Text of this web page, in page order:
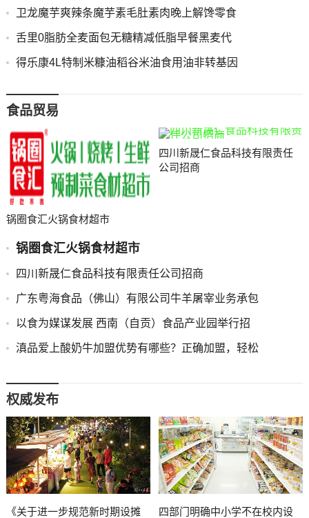
卫龙魔芋爽辣条魔芋素毛肚素肉晚上解馋零食
舌里0脂肪全麦面包无糖精减低脂早餐黑麦代
得乐康4L特制米糠油稻谷米油食用油非转基因
食品贸易
锅圈食汇火锅食材超市
四川新晟仁食品科技有限责任
公司招商
锅圈食汇火锅食材超市
四川新晟仁食品科技有限责任公司招商
广东粤海食品（佛山）有限公司牛羊屠宰业务承包
以食为媒谋发展 西南（自贡）食品产业园举行招
滇品爱上酸奶牛加盟优势有哪些？正确加盟，轻松
权威发布
《关于进一步规范新时期设摊
四部门明确中小学不在校内设